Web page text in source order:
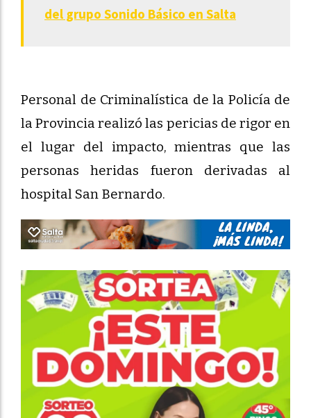
del grupo Sonido Básico en Salta
Personal de Criminalística de la Policía de
la Provincia realizó las pericias de rigor en
el lugar del impacto, mientras que las
personas heridas fueron derivadas al
hospital San Bernardo.